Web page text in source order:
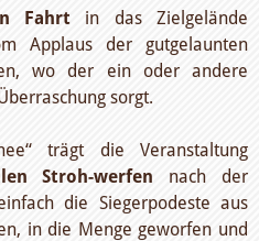
Fahrt in das Zielgelände
Applaus der gutgelaunten
wo der ein oder andere
sorgt.
trägt die Veranstaltung
Stroh-werfen nach der
die Siegerpodeste aus
in die Menge geworfen und